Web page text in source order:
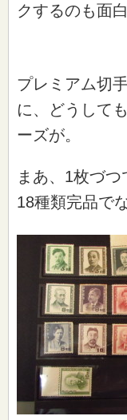
クするのも面
プレミアム切
に、どうして
ーズが。
まあ、1枚づつ
18種類完品で